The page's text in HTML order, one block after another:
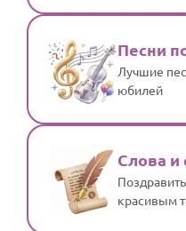
Песни
Лучшие
юбилей
Слова и
красивым